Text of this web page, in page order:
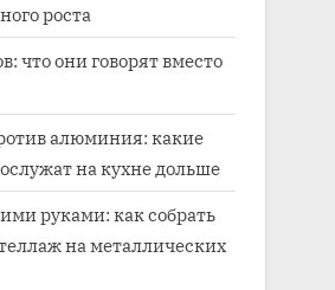
роста
что они говорят вместо
алюминия: какие
на кухне дольше
руками: как собрать
на металлических